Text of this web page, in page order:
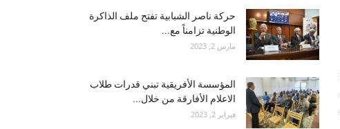
حركة ناصر الشبابية تفتح ملف الذاكرة
الوطنية تزامناً مع...
مارس 2, 2023
المؤسسة الأفريقية تبني قدرات طلاب
الاعلام الأفارقة من خلال...
فبراير 2, 2023